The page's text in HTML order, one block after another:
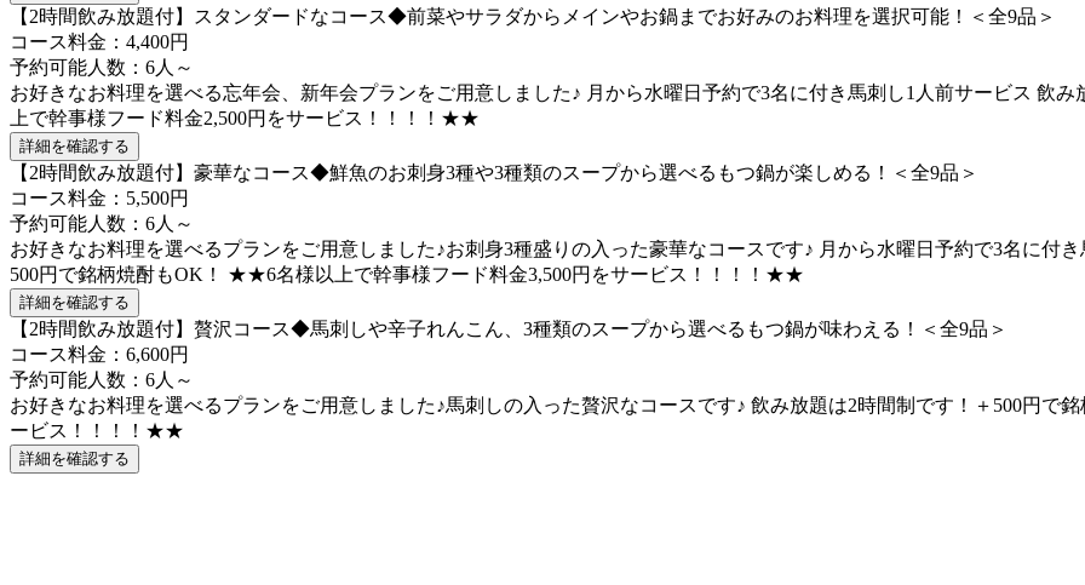
【2時間飲み放題付】スタンダードなコース◆前菜やサラダからメインやお鍋までお好みのお料理を選択可能！＜全9品＞
コース料金：4,400円
予約可能人数：6人～
お好きなお料理を選べる忘年会、新年会プランをご用意しました♪ 月から水曜日予約で3名に付き馬刺し1人前サービス 飲
上で幹事様フード料金2,500円をサービス！！！！★★
詳細を確認する
【2時間飲み放題付】豪華なコース◆鮮魚のお刺身3種や3種類のスープから選べるもつ鍋が楽しめる！＜全9品＞
コース料金：5,500円
予約可能人数：6人～
お好きなお料理を選べるプランをご用意しました♪お刺身3種盛りの入った豪華なコースです♪ 月から水曜日予約で3名に付
500円で銘柄焼酎もOK！ ★★6名様以上で幹事様フード料金3,500円をサービス！！！！★★
詳細を確認する
【2時間飲み放題付】贅沢コース◆馬刺しや辛子れんこん、3種類のスープから選べるもつ鍋が味わえる！＜全9品＞
コース料金：6,600円
予約可能人数：6人～
お好きなお料理を選べるプランをご用意しました♪馬刺しの入った贅沢なコースです♪ 飲み放題は2時間制です！＋500円
ービス！！！！★★
詳細を確認する